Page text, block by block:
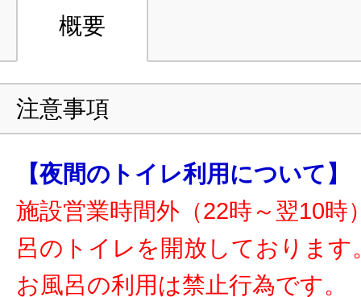
概要
注意事項
【夜間のトイレ利用について】
施設営業時間外（22時～翌10時
呂のトイレを開放しております
お風呂の利用は禁止行為です。